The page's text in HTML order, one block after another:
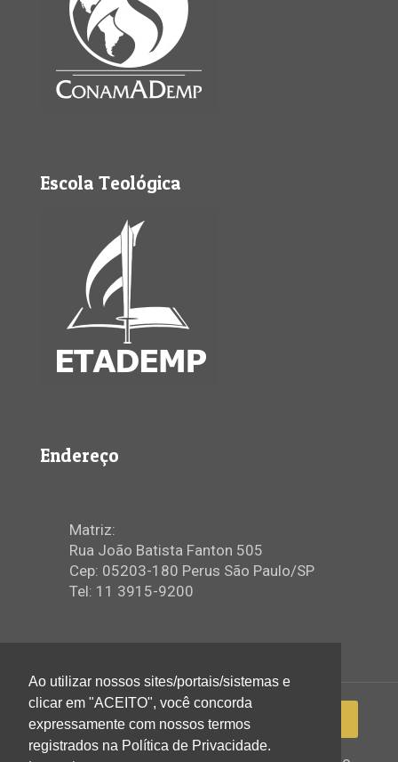
Escola Teológica
Endereço
Matriz:
Rua João Batista Fanton 505
Cep: 05203-180 Perus São Paulo/SP
Tel: 11 3915-9200
Ao utilizar nossos sites/portais/sistemas e
clicar em "ACEITO", você concorda
expressamente com nossos termos
registrados na Política de Privacidade.